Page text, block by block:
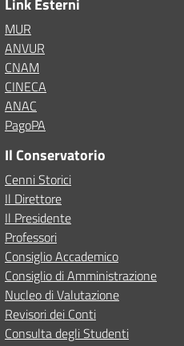
Link Esterni
MUR
ANVUR
CNAM
CINECA
ANAC
PagoPA
Il Conservatorio
Cenni Storici
Il Direttore
Il Presidente
Professori
Consiglio Accademico
Consiglio di Amministrazione
Nucleo di Valutazione
Revisori dei Conti
Consulta degli Studenti